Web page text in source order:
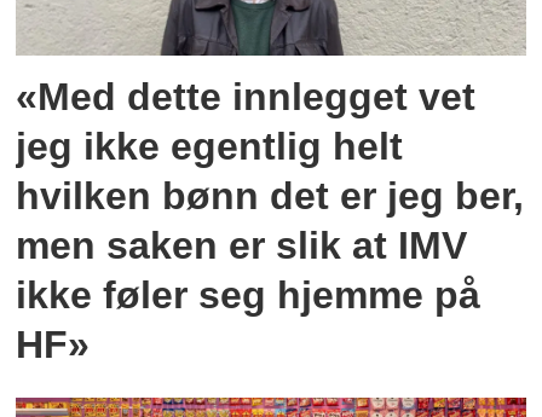
«Med dette innlegget vet
jeg ikke egentlig helt
hvilken bønn det er jeg ber,
men saken er slik at IMV
ikke føler seg hjemme på
HF»